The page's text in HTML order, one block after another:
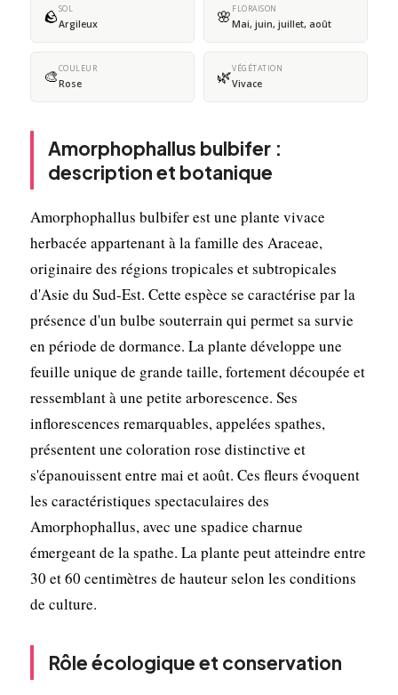
🪨SOL
Argileux 🌸 FLORAISON
Mai, juin, juillet, août
🎨COULEUR
Rose 🌿VÉGÉTATION
Vivace
Amorphophallus bulbifer :
description et botanique
Amorphophallus bulbifer est une plante vivace
herbacée appartenant à la famille des Araceae,
originaire des régions tropicales et subtropicales
d'Asie du Sud-Est. Cette espèce se caractérise par la
présence d'un bulbe souterrain qui permet sa survie
en période de dormance. La plante développe une
feuille unique de grande taille, fortement découpée et
ressemblant à une petite arborescence. Ses
inflorescences remarquables, appelées spathes,
présentent une coloration rose distinctive et
s'épanouissent entre mai et août. Ces fleurs évoquent
les caractéristiques spectaculaires des
Amorphophallus, avec une spadice charnue
émergeant de la spathe. La plante peut atteindre entre
30 et 60 centimètres de hauteur selon les conditions
de culture.
Rôle écologique et conservation